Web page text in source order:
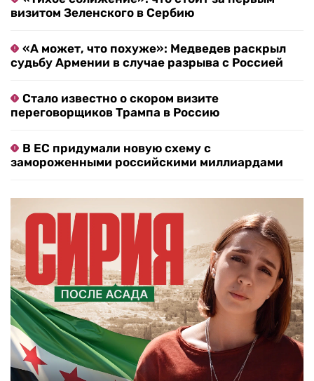
визитом Зеленского в Сербию
«А может, что похуже»: Медведев раскрыл
судьбу Армении в случае разрыва с Россией
Стало известно о скором визите
переговорщиков Трампа в Россию
В ЕС придумали новую схему с
замороженными российскими миллиардами